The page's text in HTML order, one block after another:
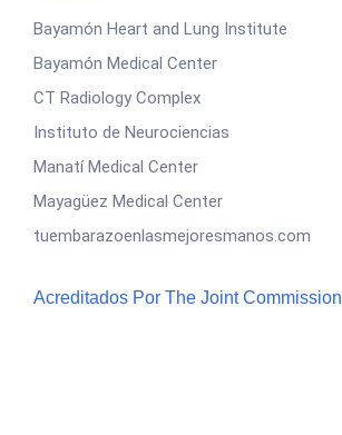
Bayamón Heart and Lung Institute
Bayamón Medical Center
CT Radiology Complex
Instituto de Neurociencias
Manatí Medical Center
Mayagüez Medical Center
tuembarazoenlasmejoresmanos.com
Acreditados Por The Joint Commission